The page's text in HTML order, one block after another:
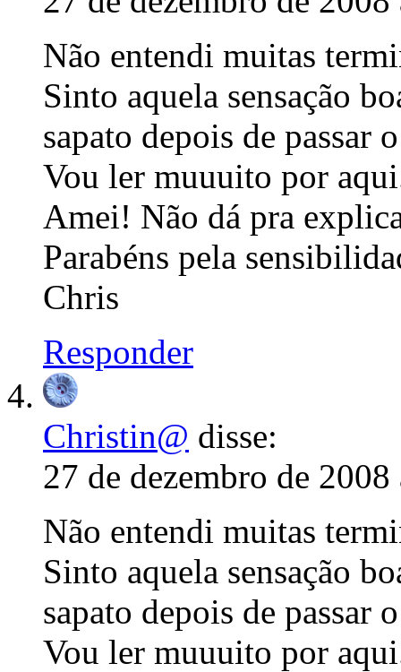
Não entendi muitas
Sinto aquela sensação
sapato depois de
Vou ler muuuito por
Amei! Não dá pra
Parabéns pela
Chris
Responder
Christin@ disse:
27 de dezembro de 2008
Não entendi muitas
Sinto aquela sensação
sapato depois de
Vou ler muuuito por